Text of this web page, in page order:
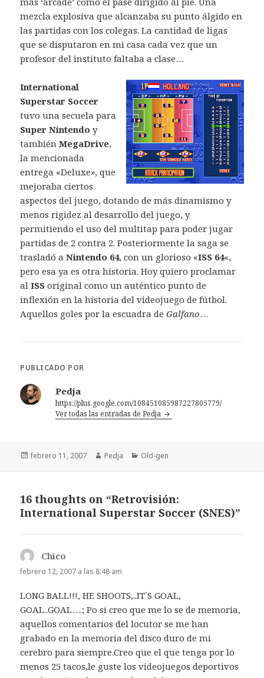
mezcla explosiva que alcanzaba su punto álgido en
las partidas con los colegas. La cantidad de ligas
que se disputaron en mi casa cada vez que un
profesor del instituto faltaba a clase…
International
Superstar Soccer
tuvo una secuela para
Super Nintendo y
tambiénMegaDrive,
la mencionada
entrega «Deluxe», que
mejoraba ciertos
aspectos del juego, dotando de más dinamismo y
menos rigidez al desarrollo del juego, y
permitiendo el uso del multitap para poder jugar
partidas de 2 contra 2. Posteriormente la saga se
trasladó aNintendo 64, con un glorioso «ISS 64«,
pero esa ya es otra historia. Hoy quiero proclamar
alISS original como un auténtico punto de
inflexión en la historia del videojuego de fútbol.
Aquellos goles por la escuadra deGalfano…
PUBLICADO POR
Pedja
https://plus.google.com/108451085987227805779/
Ver todas las entradas de Pedja
Publicado
febrero 11, 2007 Autor
Pedja Categorías
Old-gen
16 thoughts on “Retrovisión:
International Superstar Soccer (SNES)”
Chico
febrero 12, 2007 a las 8:48 am
LONG BALL!!!, HE SHOOTS,..IT´S GOAL,
GOAL..GOAL….; Po si creo que me lo se de memoria,
aquellos comentarios del locutor se me han
grabado en la memoria del disco duro de mi
cerebro para siempre.Creo que el que tenga por lo
menos 25 tacos,le guste los videojuegos deportivos